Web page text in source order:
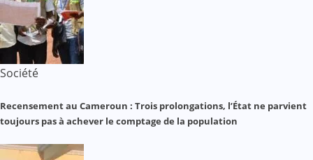
Société
Recensement au Cameroun : Trois prolongations, l’État ne parvient
toujours pas à achever le comptage de la population